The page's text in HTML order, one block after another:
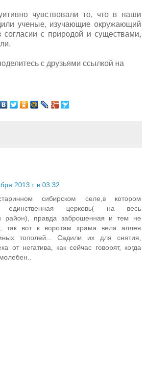
чувствовали то, что в наши
ученые, изучающие окружающий
с природой и существами,
с друзьями ссылкой на
2013 г. в 03:32
сибирском селе,в котором
единственная церковь( на весь
район), правда заброшенная и тем не
так вот к воротам храма вела аллея
тополей... Садили их для снятия,
от негатива, как сейчас говорят, когда